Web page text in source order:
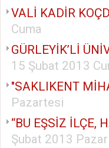
VALİ KADİR
Cuma
GÜRLEYİK’Lİ
15 Şubat 2013
"SAKLIKENT
Pazartesi
“BU EŞSİZ İLÇE,
Şubat 2013 Pazar